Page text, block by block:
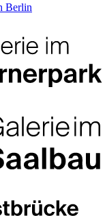
Berlin